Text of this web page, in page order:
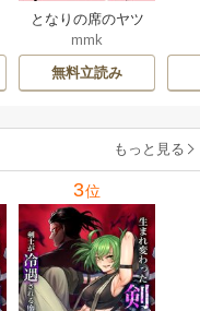
となりの席のヤツ
がそういう目で見
てくる
mmk
無料立読み
もっと見る
3位